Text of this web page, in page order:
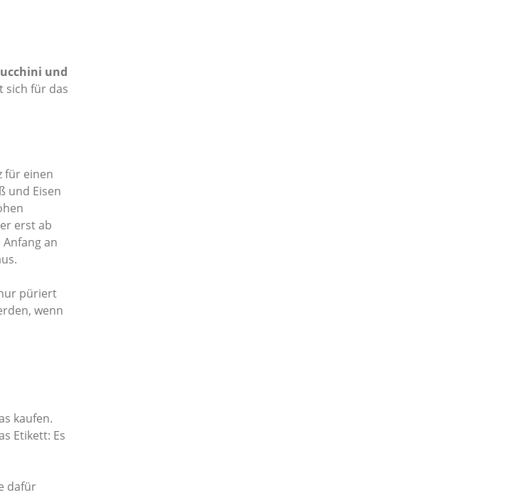
und
sich für das
für einen
und Eisen
erst ab
an
püriert
wenn
kaufen.
Etikett: Es
dafür